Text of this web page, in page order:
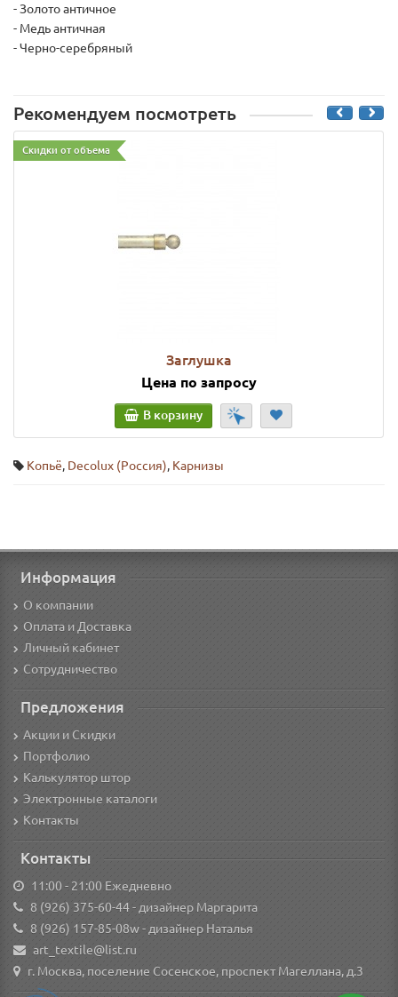
- Золото античное
- Медь античная
- Черно-серебряный
Рекомендуем посмотреть
Скидки от объема
Заглушка
Цена по запросу
В корзину
Копьё, Decolux (Россия), Карнизы
Информация
О компании
Оплата и Доставка
Личный кабинет
Сотрудничество
Предложения
Акции и Скидки
Портфолио
Калькулятор штор
Электронные каталоги
Контакты
Контакты
11:00 - 21:00 Ежедневно
8 (926) 375-60-44- дизайнер Маргарита
8 (926) 157-85-08w- дизайнер Наталья
art_textile@list.ru
г. Москва, поселение Сосенское, проспект Магеллана, д.3